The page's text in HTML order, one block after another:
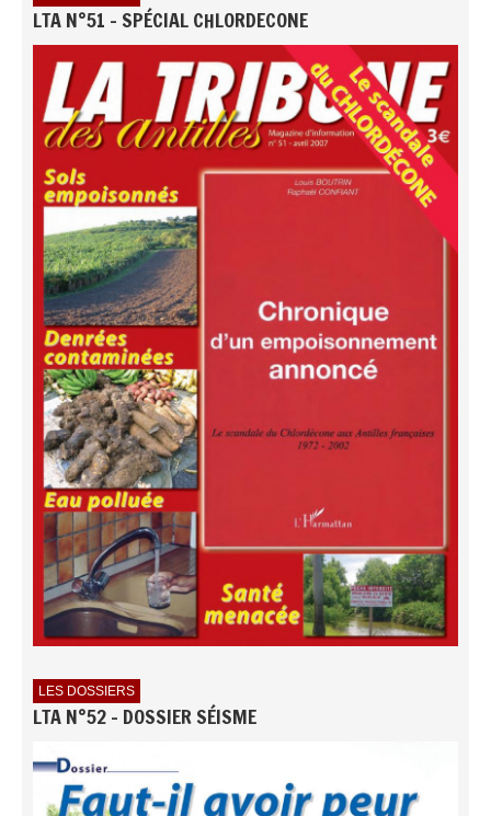
LTA N°51 - SPÉCIAL CHLORDECONE
LES DOSSIERS
LTA N°52 - DOSSIER SÉISME